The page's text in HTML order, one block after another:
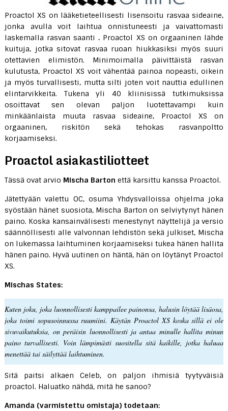
Proactol XS on lääketieteellisesti lisensoitu rasvaa sideaine,
jonka avulla voit laihtua onnistuneesti ja vaivattomasti
laskemalla rasvan saanti. Proactol XS on orgaaninen lähde
kuituja, jotka sitovat rasvaa ruoan hiukkasiksi myös suuri
otettavien elimistön. Minimoimalla päivittäistä rasvan
kulutusta, Proactol XS voit vähentää painoa nopeasti, oikein
ja myös turvallisesti, mutta silti joten voit nauttia edullinen
elintarvikkeita. Tukena yli 40 kliinisissä tutkimuksissa
osoittavat sen olevan paljon luotettavampi kuin
minkäänlaista muuta rasvaa sideaine, Proactol XS on
orgaaninen, riskitön sekä tehokas rasvanpoltto
korjaamiseksi.
Proactol asiakastiliotteet
Tässä ovat arvio Mischa Barton että karsittu kanssa Proactol.
Jätettyään valettu OC, osuma Yhdysvalloissa ohjelma joka
syöstään hänet suosiota, Mischa Barton on selviytynyt hänen
paino. Koska kansainvälisesti menestynyt näyttelijä ja versio
säännöllisesti alle valvonnan lehdistön sekä julkiset, Mischa
on lukemassa laihtuminen korjaamiseksi tukea hänen hallita
hänen paino. Hyvä uutinen on häntä, hän on löytänyt Proactol
XS.
Mischas States:
Kuten joku, joka luonnollisesti kamppailee painonsa, halusin löytää lisäosa,
joka toimi sopusoinnussa ruumiini. Käytän Proactol XS koska sillä ei ole
sivuvaikutuksia, on peräisin luonnollisesti ja antaa minulle hallita minun
paino turvallisesti. Voin lämpimästi suositella sitä kaikille, jotka haluaa
menettää tai säilyttää laihtuminen.
Sitä paitsi alkaen Celeb, on paljon ihmisiä tyytyväisiä
proactol. Haluatko nähdä, mitä he sanoo?
Amanda (varmistettu omistaja) todetaan: